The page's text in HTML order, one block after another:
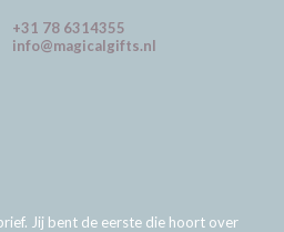
+31 78 6314355
info@magicalgifts.nl
Jij bent de eerste die hoort over